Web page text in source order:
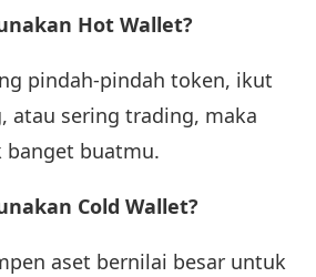
Hot Wallet?
pindah-pindah token, ikut
atau sering trading, maka
banget buatmu.
Cold Wallet?
aset bernilai besar untuk